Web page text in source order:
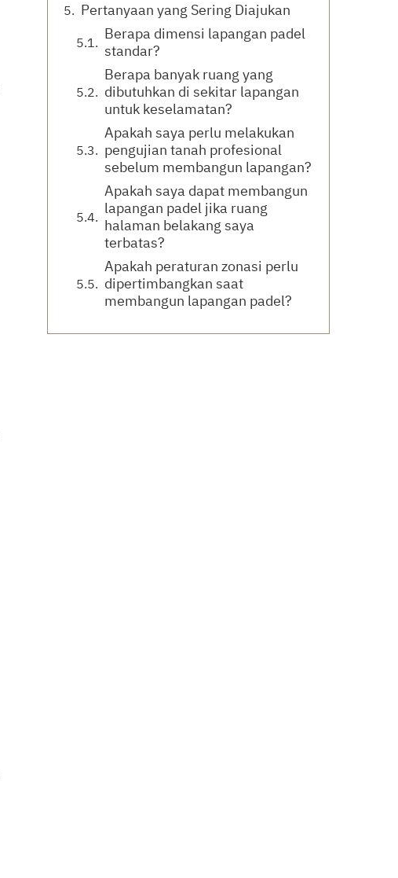
Pertanyaan yang Sering Diajukan
Berapa dimensi lapangan padel
standar?
Berapa banyak ruang yang
dibutuhkan di sekitar lapangan
untuk keselamatan?
Apakah saya perlu melakukan
pengujian tanah profesional
sebelum membangun lapangan?
Apakah saya dapat membangun
lapangan padel jika ruang
halaman belakang saya
terbatas?
Apakah peraturan zonasi perlu
dipertimbangkan saat
membangun lapangan padel?